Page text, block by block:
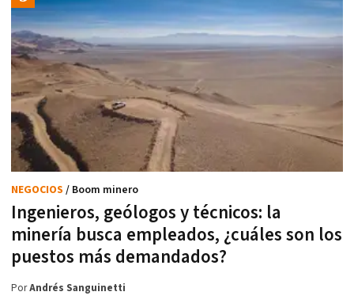
Ingenieros, geólogos y técnicos: la
minería busca empleados, ¿cuáles son los
puestos más demandados?
NEGOCIOS / Boom minero
PorAndrés Sanguinetti